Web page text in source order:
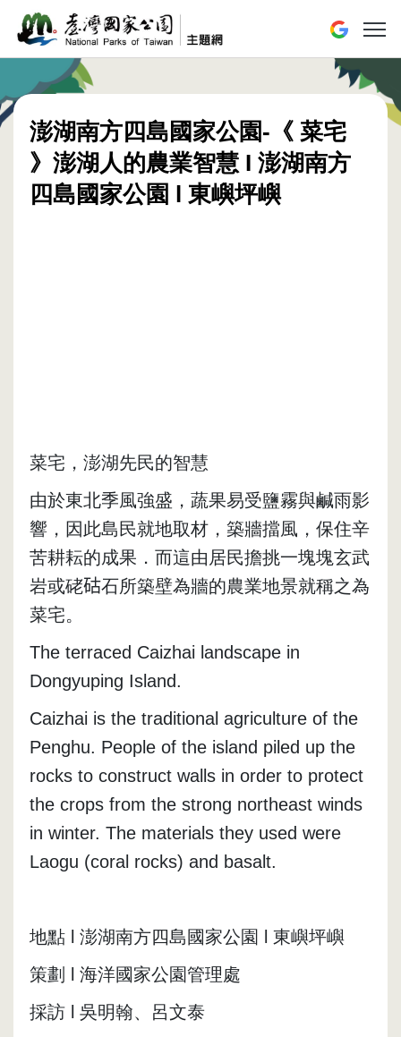
跳到主要內容區塊 展開或
澎湖南方四島國家公園-《 菜宅
》澎湖人的農業智慧 I 澎湖南方
四島國家公園 l 東嶼坪嶼
菜宅，澎湖先民的智慧
由於東北季風強盛，蔬果易受鹽霧與鹹雨影
響，因此島民就地取材，築牆擋風，保住辛
苦耕耘的成果．而這由居民擔挑一塊塊玄武
岩或硓𥑮石所築壁為牆的農業地景就稱之為
菜宅。
The terraced Caizhai landscape in
Dongyuping Island.
Caizhai is the traditional agriculture of the
Penghu. People of the island piled up the
rocks to construct walls in order to protect
the crops from the strong northeast winds
in winter. The materials they used were
Laogu (coral rocks) and basalt.
地點 l 澎湖南方四島國家公園 l 東嶼坪嶼
策劃 l 海洋國家公園管理處
採訪 l 吳明翰、呂文泰